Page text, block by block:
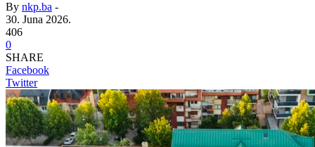
By nkp.ba -
30. Juna 2026.
406
0
SHARE
Facebook
Twitter